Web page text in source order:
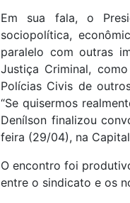
Em sua fala, o
sociopolítica,
paralelo com outras
Justiça Criminal,
Polícias Civis de
“Se quisermos
Denílson finalizou
feira (29/04), na
O encontro foi
entre o sindicato e os